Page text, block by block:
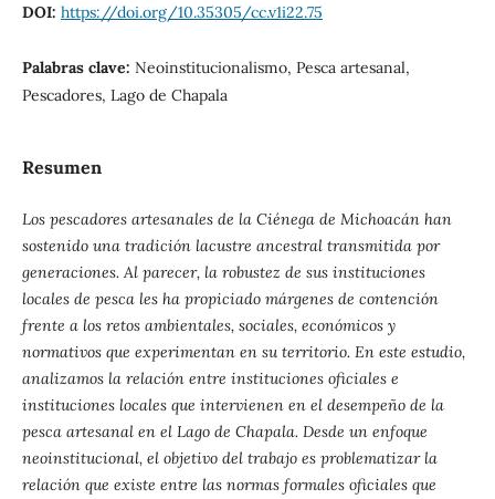
DOI: https://doi.org/10.35305/cc.v1i22.75
Palabras clave: Neoinstitucionalismo, Pesca artesanal,
Pescadores, Lago de Chapala
Resumen
Los pescadores artesanales de la Ciénega de Michoacán han
sostenido una tradición lacustre ancestral transmitida por
generaciones. Al parecer, la robustez de sus instituciones
locales de pesca les ha propiciado márgenes de contención
frente a los retos ambientales, sociales, económicos y
normativos que experimentan en su territorio. En este estudio,
analizamos la relación entre instituciones oficiales e
instituciones locales que intervienen en el desempeño de la
pesca artesanal en el Lago de Chapala. Desde un enfoque
neoinstitucional, el objetivo del trabajo es problematizar la
relación que existe entre las normas formales oficiales que